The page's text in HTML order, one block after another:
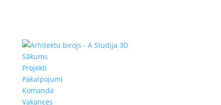
Sākums
Projekti
Pakalpojumi
Komanda
Vakances